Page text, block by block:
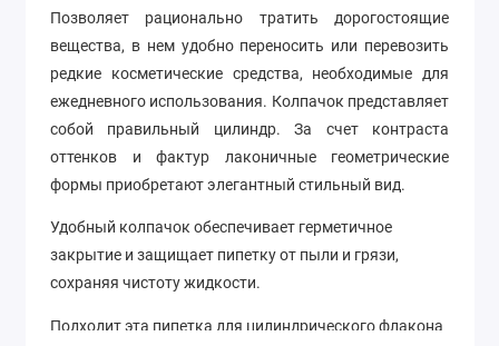
Позволяет рационально тратить дорогостоящие
вещества, в нем удобно переносить или перевозить
редкие косметические средства, необходимые для
ежедневного использования. Колпачок представляет
собой правильный цилиндр. За счет контраста
оттенков и фактур лаконичные геометрические
формы приобретают элегантный стильный вид.
Удобный колпачок обеспечивает герметичное
закрытие и защищает пипетку от пыли и грязи,
сохраняя чистоту жидкости.
Подходит эта пипетка для цилиндрического флакона